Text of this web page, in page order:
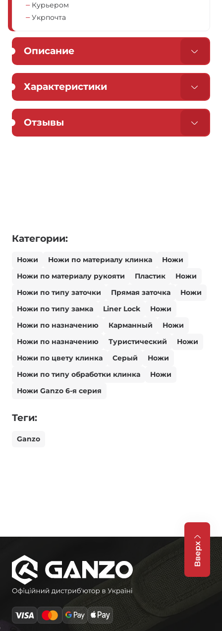
Курьером
Укрпочта
Описание
Характеристики
Отзывы
Категории:
Ножи Ножи по материалу клинка
Ножи
Ножи по материалу рукояти
Пластик
Ножи
Ножи по типу заточки
Прямая заточка
Ножи
Ножи по типу замка
Liner Lock
Ножи
Ножи по назначению
Карманный
Ножи
Ножи по назначению
Туристический
Ножи
Ножи по цвету клинка
Серый
Ножи
Ножи по типу обработки клинка
Ножи
Ножи Ganzo 6-я серия
Теги:
Ganzo
Вверх